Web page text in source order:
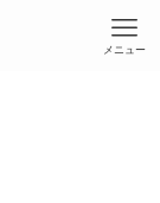
メニュー